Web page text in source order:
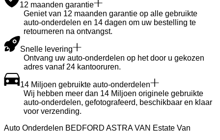
12 maanden garantie
Geniet van 12 maanden garantie op alle gebruikte
auto-onderdelen en 14 dagen om uw bestelling te
retourneren na ontvangst.
Snelle levering
Ontvang uw auto-onderdelen op het door u gekozen
adres vanaf 24 kantooruren.
14 Miljoen gebruikte auto-onderdelen
Wij hebben meer dan 14 Miljoen originele gebruikte
auto-onderdelen, gefotografeerd, beschikbaar en klaar
voor verzending.
Auto Onderdelen BEDFORD ASTRA VAN Estate Van